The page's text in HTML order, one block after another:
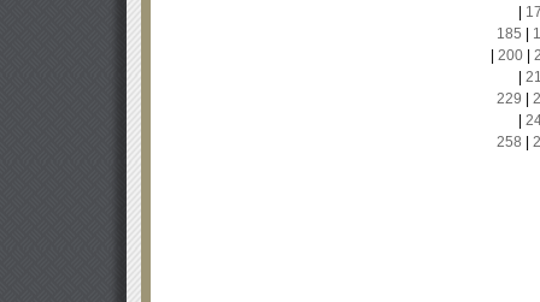
185
200|
229
258